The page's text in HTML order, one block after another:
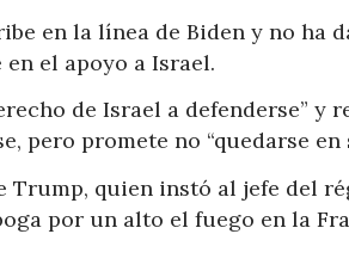
en la línea de Biden y no ha
el apoyo a Israel.
de Israel a defenderse”
pero promete no “quedarse
Trump, quien instó al jefe del
por un alto el fuego en la